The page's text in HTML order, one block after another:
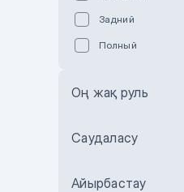
Зеленый
Бежевый
Задний
Полный
Оң жақ руль
Саудаласу
Айырбастау